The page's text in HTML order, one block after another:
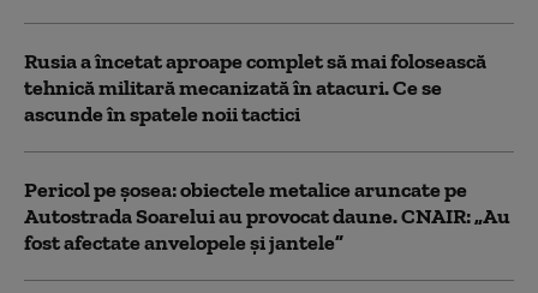
Rusia a încetat aproape complet să mai folosească
tehnică militară mecanizată în atacuri. Ce se
ascunde în spatele noii tactici
Pericol pe șosea: obiectele metalice aruncate pe
Autostrada Soarelui au provocat daune. CNAIR: „Au
fost afectate anvelopele și jantele”